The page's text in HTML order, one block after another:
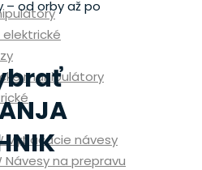
elektrické
manipulátory
Vytláčacie návesy
Návesy na prepravu
– od orby až po